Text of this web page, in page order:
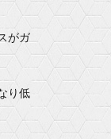
がガ
り低